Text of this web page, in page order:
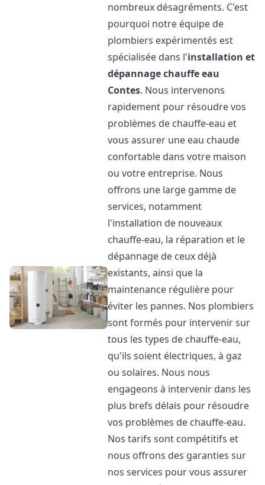
nombreux désagréments. C'est
pourquoi notre équipe de
plombiers expérimentés est
spécialisée dans l'installation et
dépannage chauffe eau
Contes. Nous intervenons
rapidement pour résoudre vos
problèmes de chauffe-eau et
vous assurer une eau chaude
confortable dans votre maison
ou votre entreprise. Nous
offrons une large gamme de
services, notamment
l'installation de nouveaux
chauffe-eau, la réparation et le
dépannage de ceux déjà
existants, ainsi que la
maintenance régulière pour
éviter les pannes. Nos plombiers
sont formés pour intervenir sur
tous les types de chauffe-eau,
qu'ils soient électriques, à gaz
ou solaires. Nous nous
engageons à intervenir dans les
plus brefs délais pour résoudre
vos problèmes de chauffe-eau.
Nos tarifs sont compétitifs et
nous offrons des garanties sur
nos services pour vous assurer